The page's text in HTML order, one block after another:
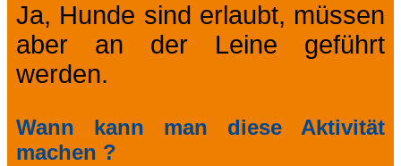
Ja, Hunde sind erlaubt, müssen
aber an der Leine geführt
werden.
Wann kann man diese Aktivität
machen ?